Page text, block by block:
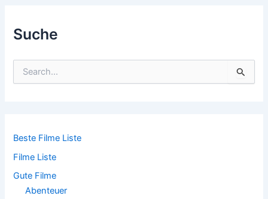
Suche
n
c
h
Beste Filme Liste
Filme Liste
Gute Filme
Abenteuer